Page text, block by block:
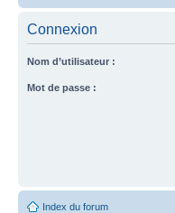
Connexion
Nom d’utilisateur :
Mot de passe :
Index du forum